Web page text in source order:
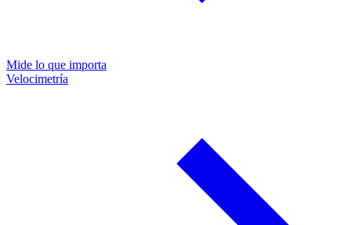
Mide lo que importa
Velocimetría